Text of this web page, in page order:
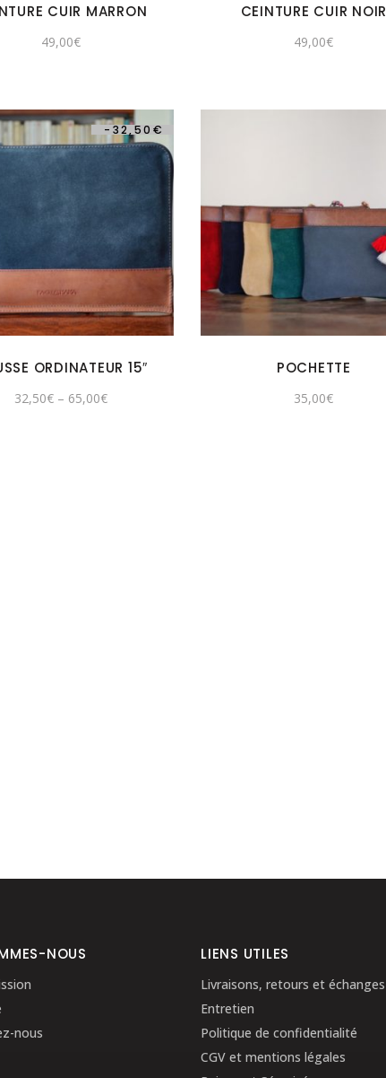
CUIR MARRON
49,00€
CEINTURE CUIR NOIR
49,00€
-32,50€
ORDINATEUR 15″
32,50€– 65,00€
POCHETTE
35,00€
NOUS
nous
LIENS UTILES
Livraisons, retours et échanges
Entretien
Politique de confidentialité
CGV et mentions légales